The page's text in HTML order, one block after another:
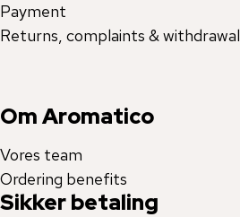
Payment
Returns, complaints & withdrawal
Om Aromatico
Vores team
Ordering benefits
Sikker betaling